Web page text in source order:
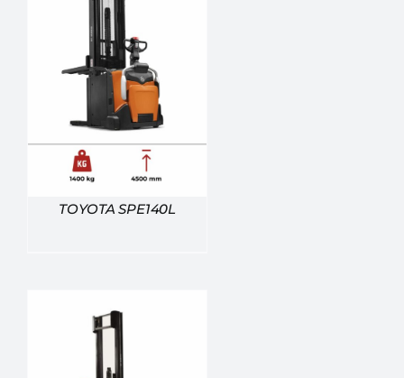
TOYOTA SPE140L